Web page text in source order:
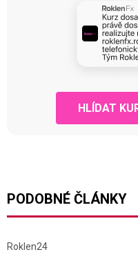
HLÍDAT
PODOBNÉ ČLÁNKY
Roklen24